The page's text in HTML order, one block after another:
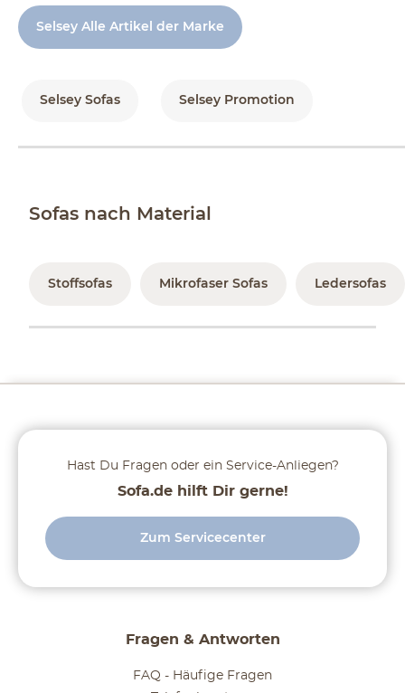
Selsey Alle Artikel der Marke
Selsey Sofas Selsey Promotion
Sofas nach Material
Stoffsofas Mikrofaser Sofas Ledersofas
Fragen & Antworten
FAQ - Häufige Fragen
Hast Du Fragen oder ein Service-Anliegen?
Sofa.de hilft Dir gerne!
Zum Servicecenter